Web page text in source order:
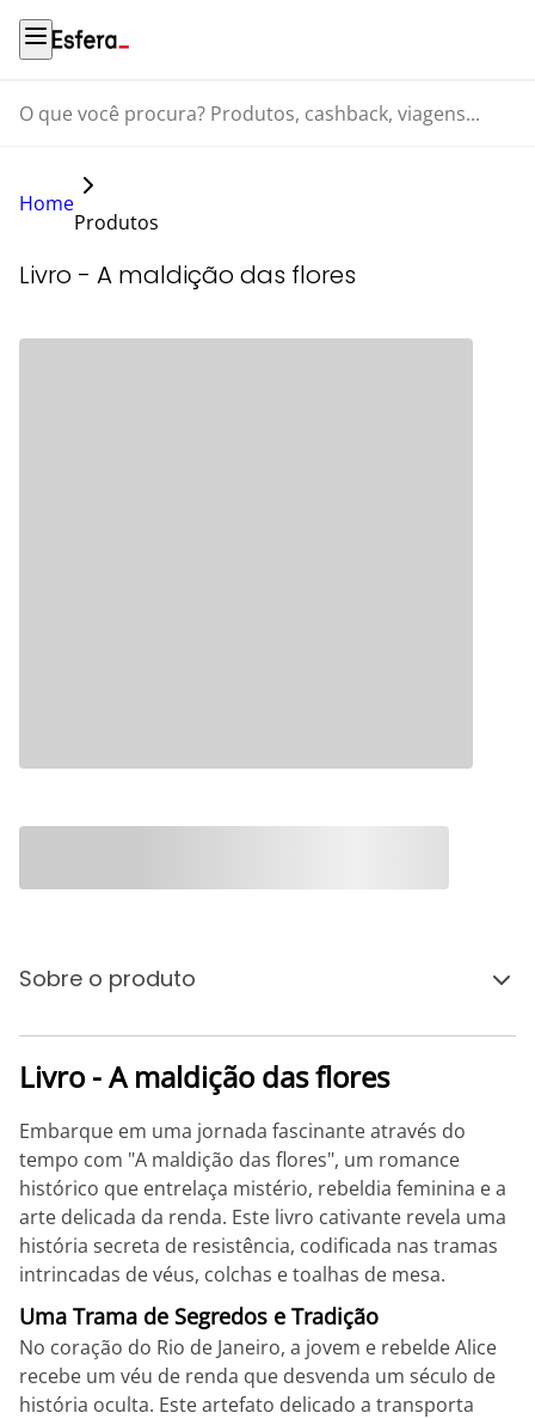
O que você procura? Produtos, cashback, viagens...
Home
Produtos
Livro - A maldição das flores
Sobre o produto
Livro - A maldição das flores
Embarque em uma jornada fascinante através do
tempo com "A maldição das flores", um romance
histórico que entrelaça mistério, rebeldia feminina e a
arte delicada da renda. Este livro cativante revela uma
história secreta de resistência, codificada nas tramas
intrincadas de véus, colchas e toalhas de mesa.
Uma Trama de Segredos e Tradição
No coração do Rio de Janeiro, a jovem e rebelde Alice
recebe um véu de renda que desvenda um século de
história oculta. Este artefato delicado a transporta